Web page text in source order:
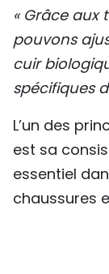
« Grâce aux
pouvons
cuir
spécifiques
L’un des
est sa
essentiel
chaussures